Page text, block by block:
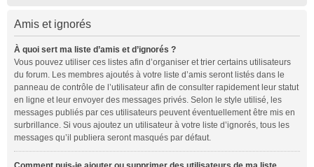
Amis et ignorés
À quoi sert ma liste d’amis et d’ignorés ?
Vous pouvez utiliser ces listes afin d’organiser et trier certains utilisateurs
du forum. Les membres ajoutés à votre liste d’amis seront listés dans le
panneau de contrôle de l’utilisateur afin de consulter rapidement leur statut
en ligne et leur envoyer des messages privés. Selon le style utilisé, les
messages publiés par ces utilisateurs peuvent éventuellement être mis en
surbrillance. Si vous ajoutez un utilisateur à votre liste d’ignorés, tous les
messages qu’il publiera seront masqués par défaut.